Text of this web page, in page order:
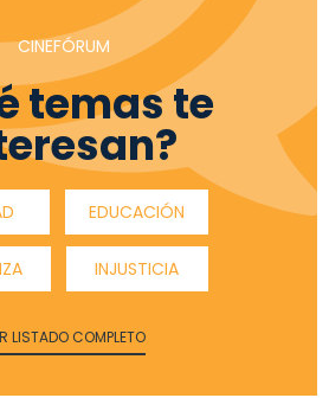
CINEFÓRUM
temas te
EDUCACIÓN
INJUSTICIA
LISTADO COMPLETO